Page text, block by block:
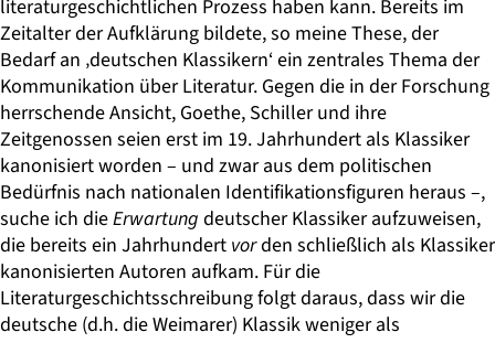
literaturgeschichtlichen Prozess haben kann. Bereits im
Zeitalter der Aufklärung bildete, so meine These, der
Bedarf an ‚deutschen Klassikern‘ ein zentrales Thema der
Kommunikation über Literatur. Gegen die in der Forschung
herrschende Ansicht, Goethe, Schiller und ihre
Zeitgenossen seien erst im 19. Jahrhundert als Klassiker
kanonisiert worden – und zwar aus dem politischen
Bedürfnis nach nationalen Identifikationsfiguren heraus –,
suche ich dieErwartung deutscher Klassiker aufzuweisen,
die bereits ein Jahrhundert vorden schließlich als Klassiker
kanonisierten Autoren aufkam. Für die
Literaturgeschichtsschreibung folgt daraus, dass wir die
deutsche (d.h. die Weimarer) Klassik weniger als